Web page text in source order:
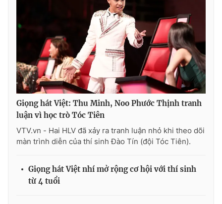
® Cấm sao chép dưới mọi hình thức nếu không có sự chấp
thuận bằng văn bản. Ghi rõ nguồn VTV.vn khi phát hành lại
thông tin từ website này.
Giọng hát Việt: Thu Minh, Noo Phước Thịnh tranh
luận vì học trò Tóc Tiên
VTV.vn - Hai HLV đã xảy ra tranh luận nhỏ khi theo dõi
màn trình diễn của thí sinh Đào Tín (đội Tóc Tiên).
Giọng hát Việt nhí mở rộng cơ hội với thí sinh
từ 4 tuổi